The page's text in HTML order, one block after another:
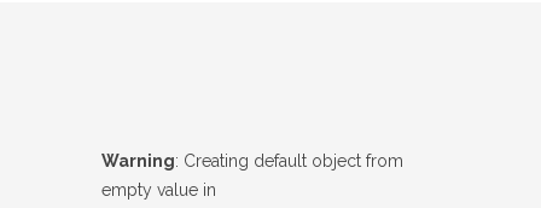
Warning: Creating default object from
empty value in